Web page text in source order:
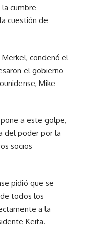
la cumbre
cuestión de
condenó el
el gobierno
Mike
a este golpe,
del poder por la
socios
pidió que se
todos los
a la
Keita.